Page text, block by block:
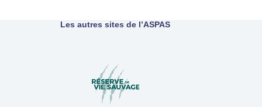
Les autres sites de l’ASPAS